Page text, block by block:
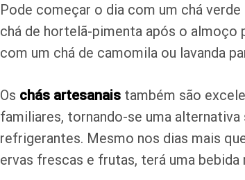
Pode começar o dia com um chá
chá de hortelã-pimenta após o almoço
com um chá de camomila ou lavanda
Os chás artesanais também são
familiares, tornando-se uma
refrigerantes. Mesmo nos dias mais
ervas frescas e frutas, terá uma